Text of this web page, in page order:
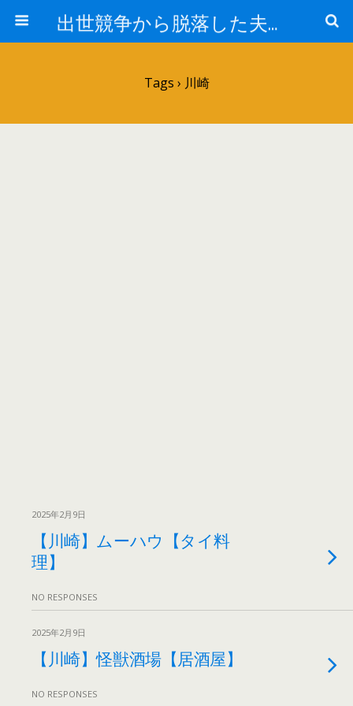
出世競争から脱落した夫と妻の日常
Tags › 川崎
2025年2月9日
【川崎】ムーハウ【タイ料
理】
NO RESPONSES
2025年2月9日
【川崎】怪獣酒場【居酒屋】
NO RESPONSES